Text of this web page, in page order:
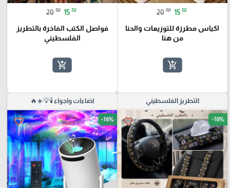
20 ₪ 15 ₪
اكياس مطرزة للتوزيعات والحنا
من هنا
add_shopping_cart
20 ₪ 15 ₪
فواصل الكتب الفاخرة بالتطريز
الفلسطيني
add_shopping_cart
التطريز الفلسطيني
favorite_border -16%
اضاءات واجواء 🕯️💡☀️🔥
favorite_border -16%